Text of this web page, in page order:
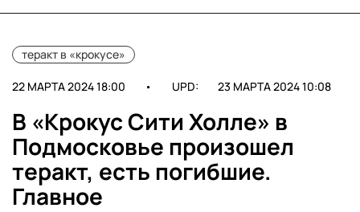
теракт в «крокусе»
22 МАРТА 2024 18:00 • UPD: 23 МАРТА 2024 10:08
В «Крокус Сити Холле» в
Подмосковье произошел
теракт, есть погибшие.
Главное